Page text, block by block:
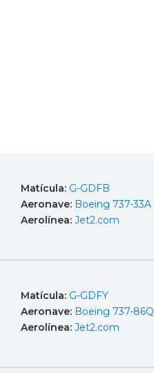
Matícula: G-GDFB
Aeronave: Boeing 737-33A
Aerolínea: Jet2.com
Matícula: G-GDFY
Aeronave: Boeing 737-86Q
Aerolínea: Jet2.com